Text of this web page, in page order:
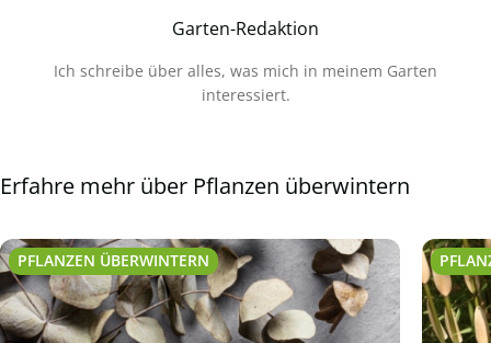
Garten-Redaktion
Ich schreibe über alles, was mich in meinem Garten
interessiert.
Erfahre mehr über Pflanzen überwintern
PFLANZEN ÜBERWINTERN